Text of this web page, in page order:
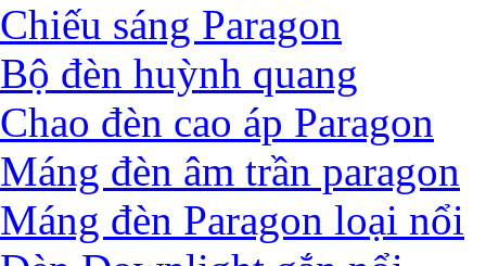
Chiếu sáng Paragon
Bộ đèn huỳnh quang
Chao đèn cao áp Paragon
Máng đèn âm trần paragon
Máng đèn Paragon loại nổi